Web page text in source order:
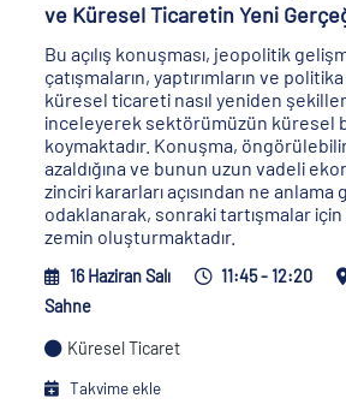
ve Küresel Ticaretin Yeni
Bu açılış konuşması, jeopolitik
çatışmaların, yaptırımların ve politika
küresel ticareti nasıl yeniden
inceleyerek sektörümüzün küresel
koymaktadır. Konuşma,
azaldığına ve bunun uzun vadeli
zinciri kararları açısından ne anlama
odaklanarak, sonraki tartışmalar
zemin oluşturmaktadır.
16 Haziran Salı 11:45 - 12:20
Sahne
Küresel Ticaret
Takvime ekle